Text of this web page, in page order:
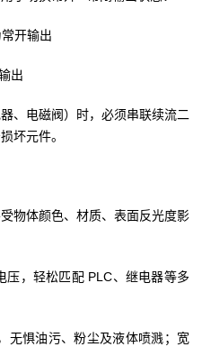
开输出
出
、电磁阀）时，必须串联续流二
坏元件。
物体颜色、材质、表面反光度影
压，轻松匹配 PLC、继电器等多
无惧油污、粉尘及液体喷溅；宽